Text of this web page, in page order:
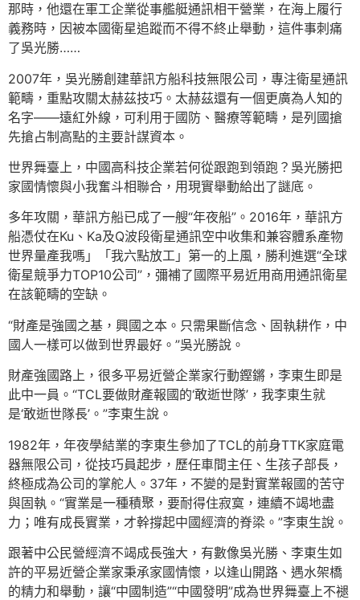
那時，他還在軍工企業從事艦艇通訊相干營業，在海上履行
義務時，因被本國衛星追蹤而不得不終止舉動，這件事刺痛
了吳光勝……
2007年，吳光勝創建華訊方船科技無限公司，專注衛星通訊
範疇，重點攻關太赫茲技巧。太赫茲還有一個更廣為人知的
名字——遠紅外線，可利用于國防、醫療等範疇，是列國搶
先搶占制高點的主要計謀資本。
世界舞臺上，中國高科技企業若何從跟跑到領跑？吳光勝把
家國情懷與小我奮斗相聯合，用現實舉動給出了謎底。
多年攻關，華訊方船已成了一艘“年夜船”。2016年，華訊方
船憑仗在Ku、Ka及Q波段衛星通訊空中收集和兼容體系產物
世界量產我嗎」「我六點放工」第一的上風，勝利進選“全球
衛星競爭力TOP10公司”，彌補了國際平易近用商用通訊衛星
在該範疇的空缺。
“財產是強國之基，興國之本。只需果斷信念、固執耕作，中
國人一樣可以做到世界最好。”吳光勝說。
財產強國路上，很多平易近營企業家行動鏗鏘，李東生即是
此中一員。“TCL要做財產報國的‘敢逝世隊’，我李東生就
是‘敢逝世隊長’。”李東生說。
1982年，年夜學結業的李東生參加了TCL的前身TTK家庭電
器無限公司，從技巧員起步，歷任車間主任、生孩子部長，
終極成為公司的掌舵人。37年，不變的是對實業報國的苦守
與固執。“實業是一種積聚，要耐得住寂寞，連續不竭地盡
力；唯有成長實業，才幹撐起中國經濟的脊梁。”李東生說。
跟著中公民營經濟不竭成長強大，有數像吳光勝、李東生如
許的平易近營企業家秉承家國情懷，以逢山開路、遇水架橋
的精力和舉動，讓“中國制造”“中國發明”成為世界舞臺上不褪